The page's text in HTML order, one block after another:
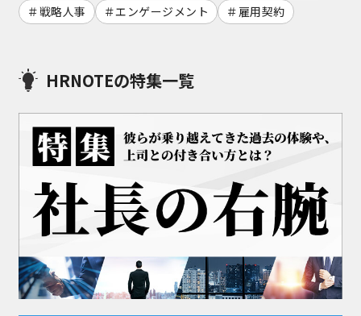
戦略人事
エンゲージメント 雇用契約
HRNOTEの特集一覧